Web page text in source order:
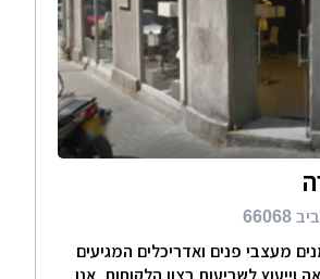
מעצבי פנים ואדריכלים המגיעים
וייעוץ לשביעות רצון הלקוחות. אנו